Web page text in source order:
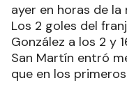
ayer en horas de la
Los 2 goles del
González a los 2 y
San Martín entró
que en los